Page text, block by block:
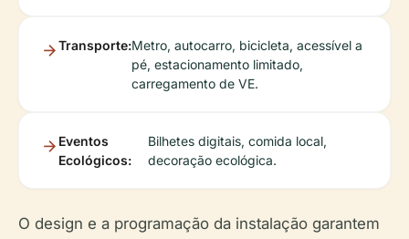
Transporte:Metro, autocarro, bicicleta, acessível a
pé, estacionamento limitado,
carregamento de VE.
Eventos
Ecológicos:
Bilhetes digitais, comida local,
decoração ecológica.
O design e a programação da instalação garantem